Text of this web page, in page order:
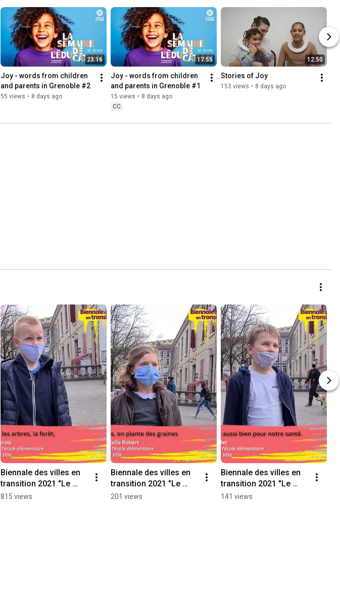
23:16
Joy - words from children
and parents in Grenoble #2
55 views • 8 days ago
17:55
Joy - words from children
and parents in Grenoble #1
15 views • 8 days ago
CC
12:50
Stories of Joy
153 views • 8 days ago
Biennale des villes en
transition 2021 "Le
temps de l'essentiel :
815 views
Biennale des villes en
transition 2021 "Le
temps de l'essentiel :
201 views
Biennale des villes en
transition 2021 "Le
temps de l'essentiel :
141 views